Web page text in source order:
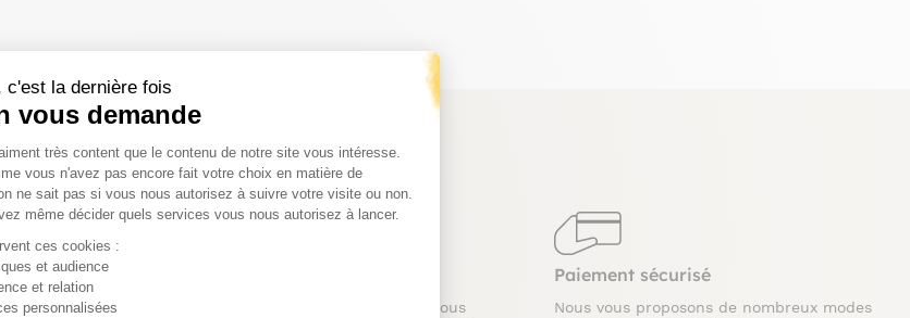
c'est la dernière fois
vous demande
de Gestion du Consentement : Personnalisez vos Options
très content que le contenu de notre site vous intéresse.
vous n'avez pas encore fait votre choix en matière de
ne sait pas si vous nous autorisez à suivre votre visite ou non.
même décider quels services vous nous autorisez à lancer.
ces cookies :
et audience
et relation
personnalisées
sereinement,
Vous pouvez changer d’avis et nous
Paiement sécurisé
Nous vous proposons de nombreux modes